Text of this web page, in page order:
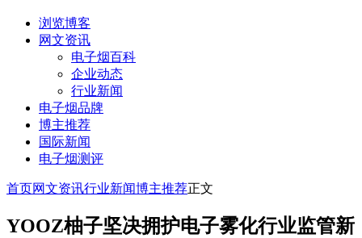
浏览博客
网文资讯
电子烟百科
企业动态
行业新闻
电子烟品牌
博主推荐
国际新闻
电子烟测评
首页网文资讯行业新闻博主推荐正文
YOOZ柚子坚决拥护电子雾化行业监管新